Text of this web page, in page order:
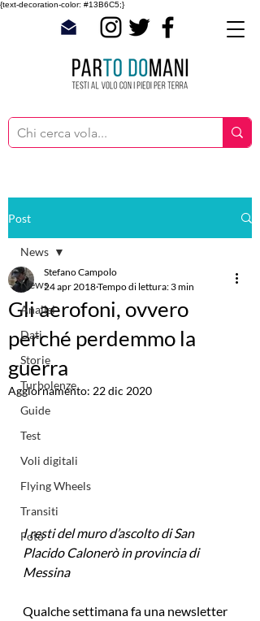
{text-decoration-color: #13B6C5;}
Post
News
Analisi
Dati
Storie
Turbolenze
Guide
Test
Voli digitali
Flying Wheels
Transiti
Foto
News
Gli aerofoni, ovvero
perché perdemmo la
guerra
Stefano Campolo
24 apr 2018Tempo di lettura: 3 min
Aggiornamento: 22 dic 2020
I resti del muro d’ascolto di San
Placido Calonerò in provincia di
Messina
Qualche settimana fa una newsletter